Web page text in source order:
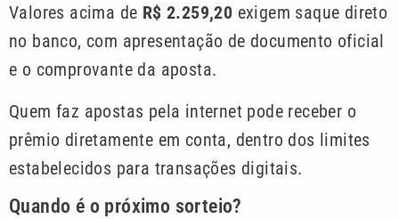
Valores acima de R$ 2.259,20 exigem saque direto
no banco, com apresentação de documento oficial
e o comprovante da aposta.
Quem faz apostas pela internet pode receber o
prêmio diretamente em conta, dentro dos limites
estabelecidos para transações digitais.
Quando é o próximo sorteio?